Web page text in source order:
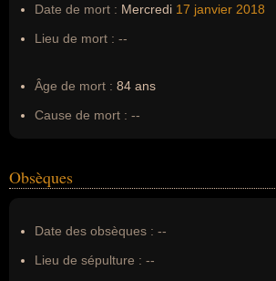
Date de mort : Mercredi 17 janvier 2018
Lieu de mort : --
Âge de mort : 84 ans
Cause de mort : --
Obsèques
Date des obsèques : --
Lieu de sépulture : --